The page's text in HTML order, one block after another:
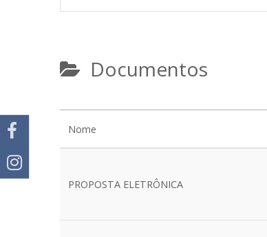
Documentos
Nome
PROPOSTA ELETRÔNICA